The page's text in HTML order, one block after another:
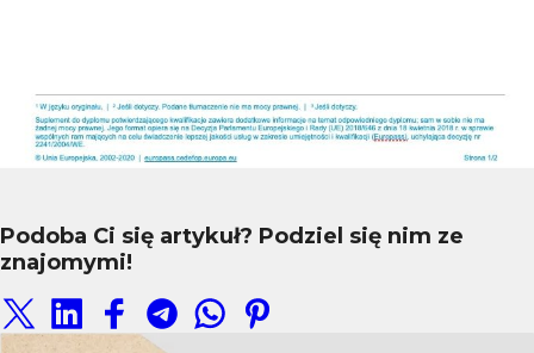
Podoba Ci się artykuł? Podziel się nim ze
znajomymi!